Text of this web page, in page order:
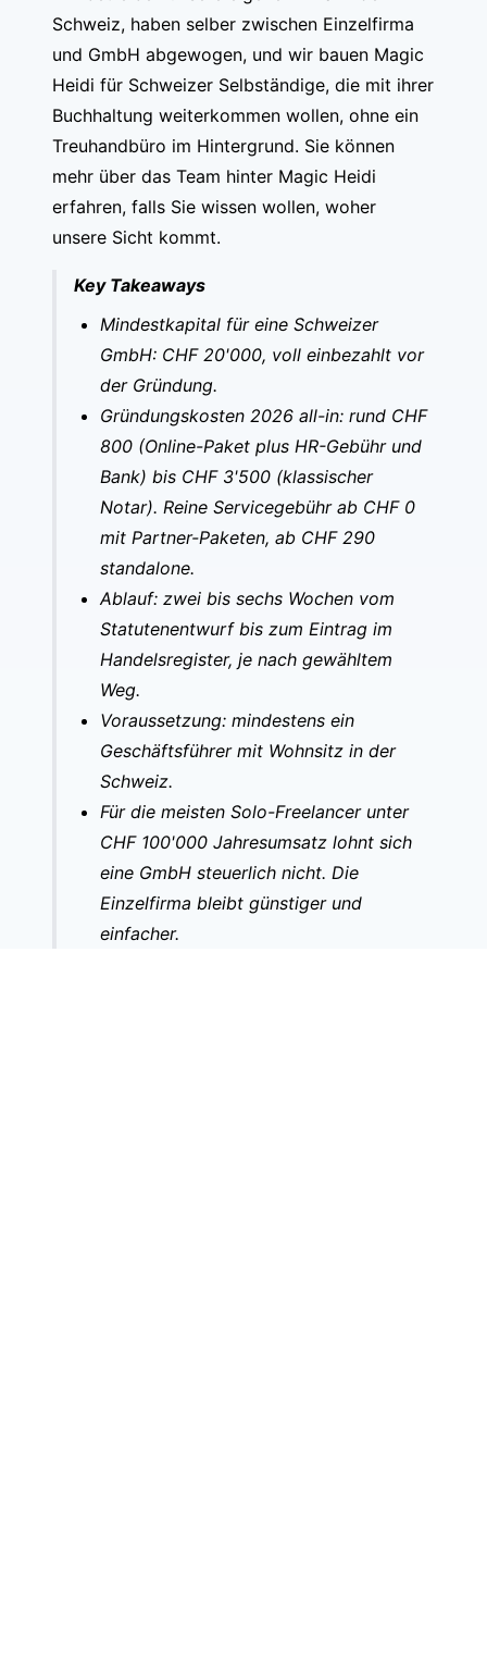
Schweiz, haben selber zwischen Einzelfirma
und GmbH abgewogen, und wir bauen Magic
Heidi für Schweizer Selbständige, die mit ihrer
Buchhaltung weiterkommen wollen, ohne ein
Treuhandbüro im Hintergrund. Sie können
mehr über das Team hinter Magic Heidi
erfahren, falls Sie wissen wollen, woher
unsere Sicht kommt.
Key Takeaways
Mindestkapital für eine Schweizer
GmbH: CHF 20'000, voll einbezahlt vor
der Gründung.
Gründungskosten 2026 all-in: rund CHF
800 (Online-Paket plus HR-Gebühr und
Bank) bis CHF 3'500 (klassischer
Notar). Reine Servicegebühr ab CHF 0
mit Partner-Paketen, ab CHF 290
standalone.
Ablauf: zwei bis sechs Wochen vom
Statutenentwurf bis zum Eintrag im
Handelsregister, je nach gewähltem
Weg.
Voraussetzung: mindestens ein
Geschäftsführer mit Wohnsitz in der
Schweiz.
Für die meisten Solo-Freelancer unter
CHF 100'000 Jahresumsatz lohnt sich
eine GmbH steuerlich nicht. Die
Einzelfirma bleibt günstiger und
einfacher.